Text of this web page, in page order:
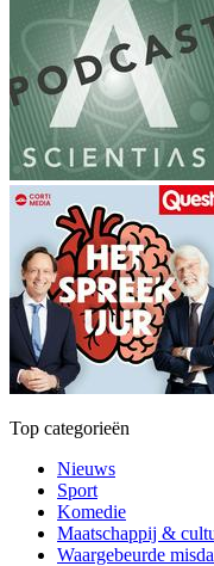
Top categorieën
Nieuws
Sport
Komedie
Maatschappij &
Waargebeurde